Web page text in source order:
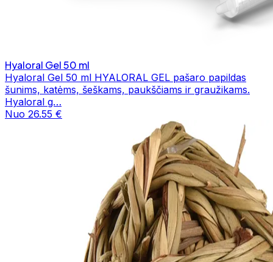
Hyaloral Gel 50 ml
Hyaloral Gel 50 ml HYALORAL GEL pašaro papildas
šunims, katėms, šeškams, paukščiams ir graužikams.
Hyaloral g…
Nuo 26.55 €